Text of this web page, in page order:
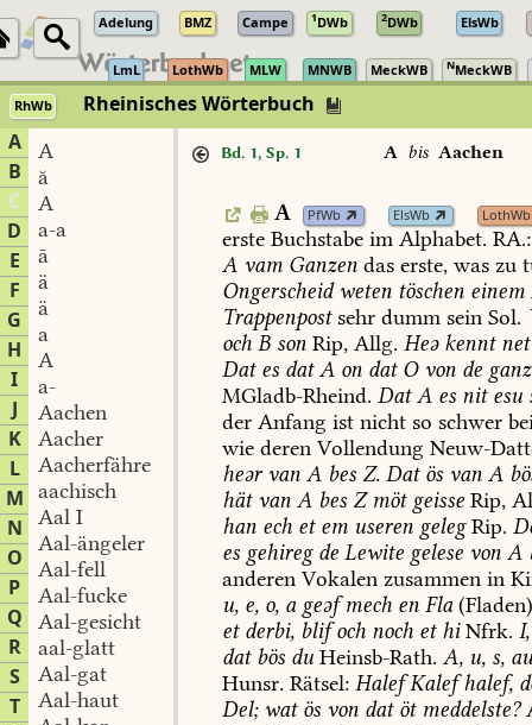
Adelung BMZ Campe 1DWb 2DWb ElsWb
LmL LothWb MLW MNWB MeckWB NMeckWB
RhWb
Rheinisches Wörterbuch
A
B
C
D
E
F
G
H
I
J
K
L
M
N
O
P
Q
R
S
T
A
ă
A
a-a
ā
ä
ä
a
A
a-
Aachen
Aacher
Aacherfähre
aachisch
Aal I
Aal-ängeler
Aal-fell
Aal-fucke
Aal-gesicht
aal-glatt
Aal-gat
Aal-haut
Bd. 1, Sp. 1 A bis Aachen
A PfWb ElsWb LothWb
erste Buchstabe im Alphabet. RA.:
A vam Ganzen das erste, was zu
Ongerscheidweten töschen einem
Trappenpostsehr dumm sein Sol.
och B son Rip, Allg. Heəkenntnet
Dates datA on datOvon de
MGladb-Rheind. DatA es nitesu
der Anfang ist nicht so schwer
wie deren Vollendung Neuw-
heərvan A bes Z. Datös van A
hätvan A bes Zmötgeisse Rip,
han ech etem useren gelegRip.
es gehiregde Lewite gelese von A
anderen Vokalen zusammen in
u, e, o, ageəfmech en Fla
etderbi, blifoch noch ethiNfrk. I,
datbös du Heinsb-Rath. A, u, s,
Hunsr. Rätsel: HalefKalefhalef,
Del;watös von datötmeddelste?